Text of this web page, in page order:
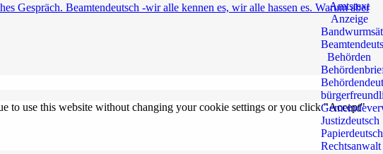
Gespräch. Beamtendeutsch -wir alle kennen es, wir alle hassen es. Warum aber
to use this website without changing your cookie settings or you click "Accept"